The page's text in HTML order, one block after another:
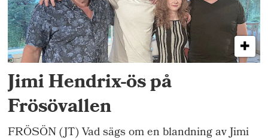
Jimi Hendrix-ös på
Frösövallen
FRÖSÖN (JT) Vad sägs om en blandning av Jimi